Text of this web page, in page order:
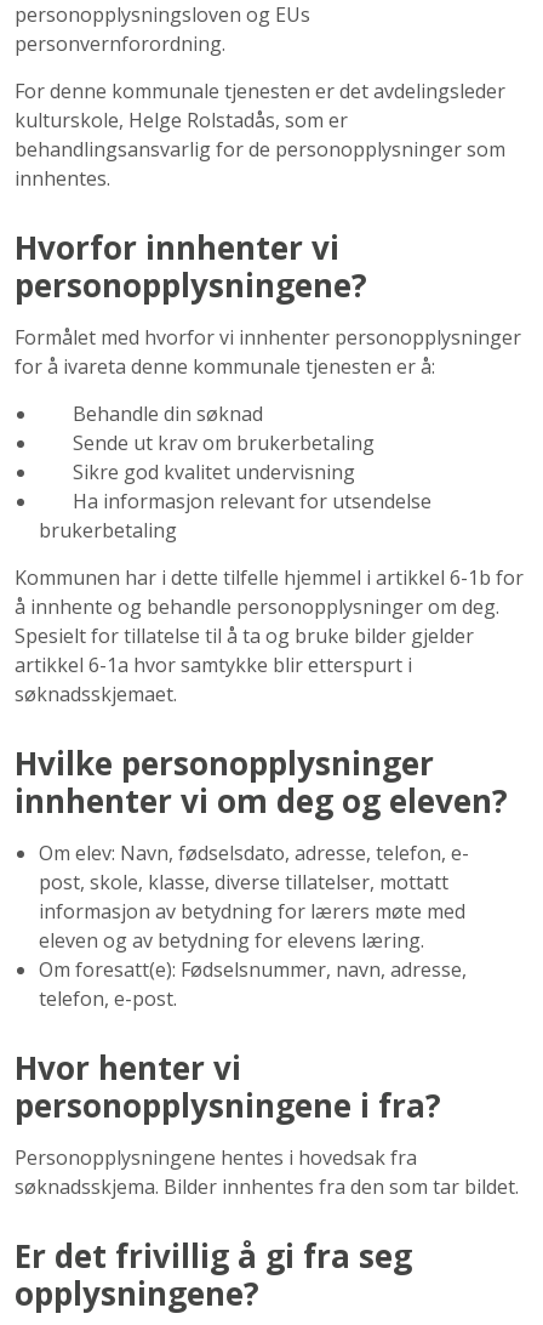
personopplysningsloven og EUs
personvernforordning.
For denne kommunale tjenesten er det avdelingsleder
kulturskole, Helge Rolstadås, som er
behandlingsansvarlig for de personopplysninger som
innhentes.
Hvorfor innhenter vi
personopplysningene?
Formålet med hvorfor vi innhenter personopplysninger
for å ivareta denne kommunale tjenesten er å:
Behandle din søknad
Sende ut krav om brukerbetaling
Sikre god kvalitet undervisning
Ha informasjon relevant for utsendelse
brukerbetaling
Kommunen har i dette tilfelle hjemmel i artikkel 6-1b for
å innhente og behandle personopplysninger om deg.
Spesielt for tillatelse til å ta og bruke bilder gjelder
artikkel 6-1a hvor samtykke blir etterspurt i
søknadsskjemaet.
Hvilke personopplysninger
innhenter vi om deg og eleven?
Om elev: Navn, fødselsdato, adresse, telefon, e-
post, skole, klasse, diverse tillatelser, mottatt
informasjon av betydning for lærers møte med
eleven og av betydning for elevens læring.
Om foresatt(e): Fødselsnummer, navn, adresse,
telefon, e-post.
Hvor henter vi
personopplysningene i fra?
Personopplysningene hentes i hovedsak fra
søknadsskjema. Bilder innhentes fra den som tar bildet.
Er det frivillig å gi fra seg
opplysningene?